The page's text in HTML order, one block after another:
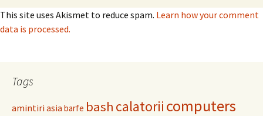
This site uses Akismet to reduce spam. Learn how your comment
data is processed.
Tags
amintiriasia barfe bash calatorii computers